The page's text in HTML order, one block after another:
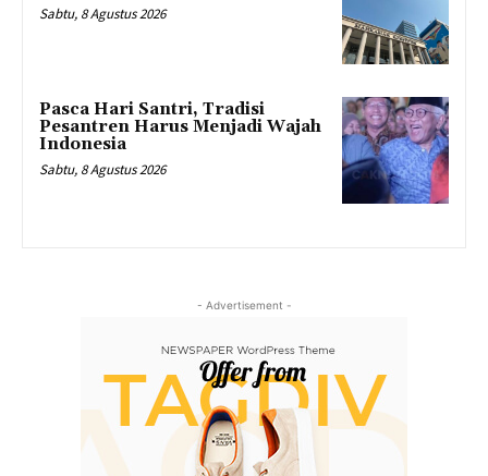
Sabtu, 8 Agustus 2026
Pasca Hari Santri, Tradisi
Pesantren Harus Menjadi Wajah
Indonesia
Sabtu, 8 Agustus 2026
- Advertisement -